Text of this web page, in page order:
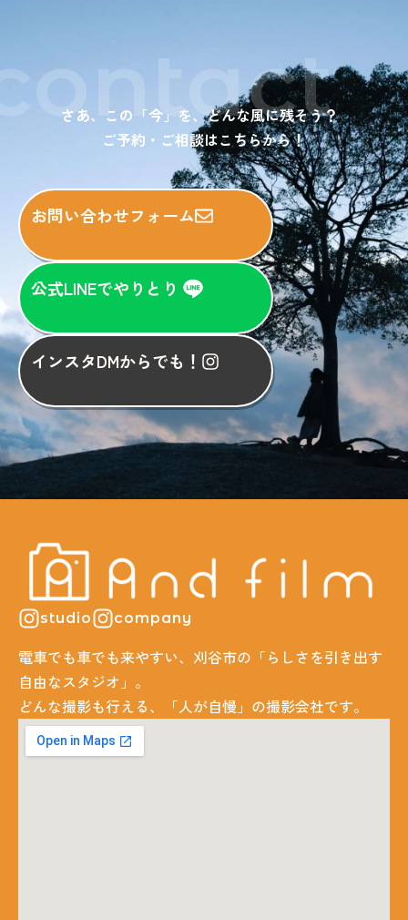
さあ、この「今」を、どんな風に残そう？
ご予約・ご相談はこちらから！
お問い合わせフォーム
公式LINEでやりとり
インスタDMからでも！
studio company
電車でも車でも来やすい、刈谷市の「らしさを引き出す
自由なスタジオ」。
どんな撮影も行える、「人が自慢」の撮影会社です。